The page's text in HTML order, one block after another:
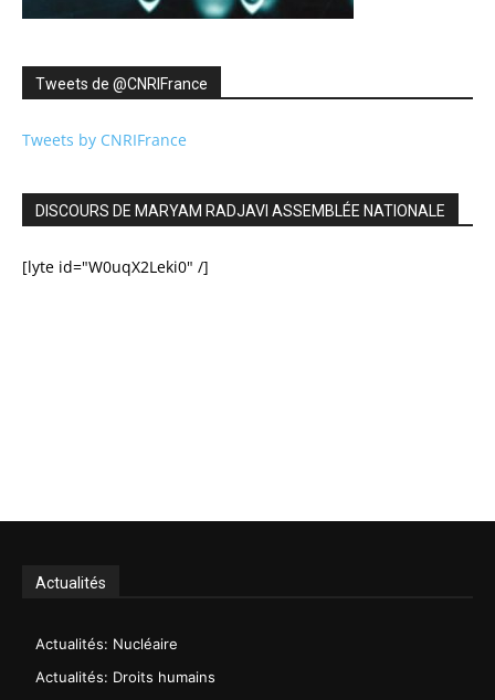
Tweets de ‎@CNRIFrance
Tweets by CNRIFrance
DISCOURS DE MARYAM RADJAVI ASSEMBLÉE NATIONALE
[lyte id="W0uqX2Leki0" /]
Actualités
Actualités: Nucléaire
Actualités: Droits humains